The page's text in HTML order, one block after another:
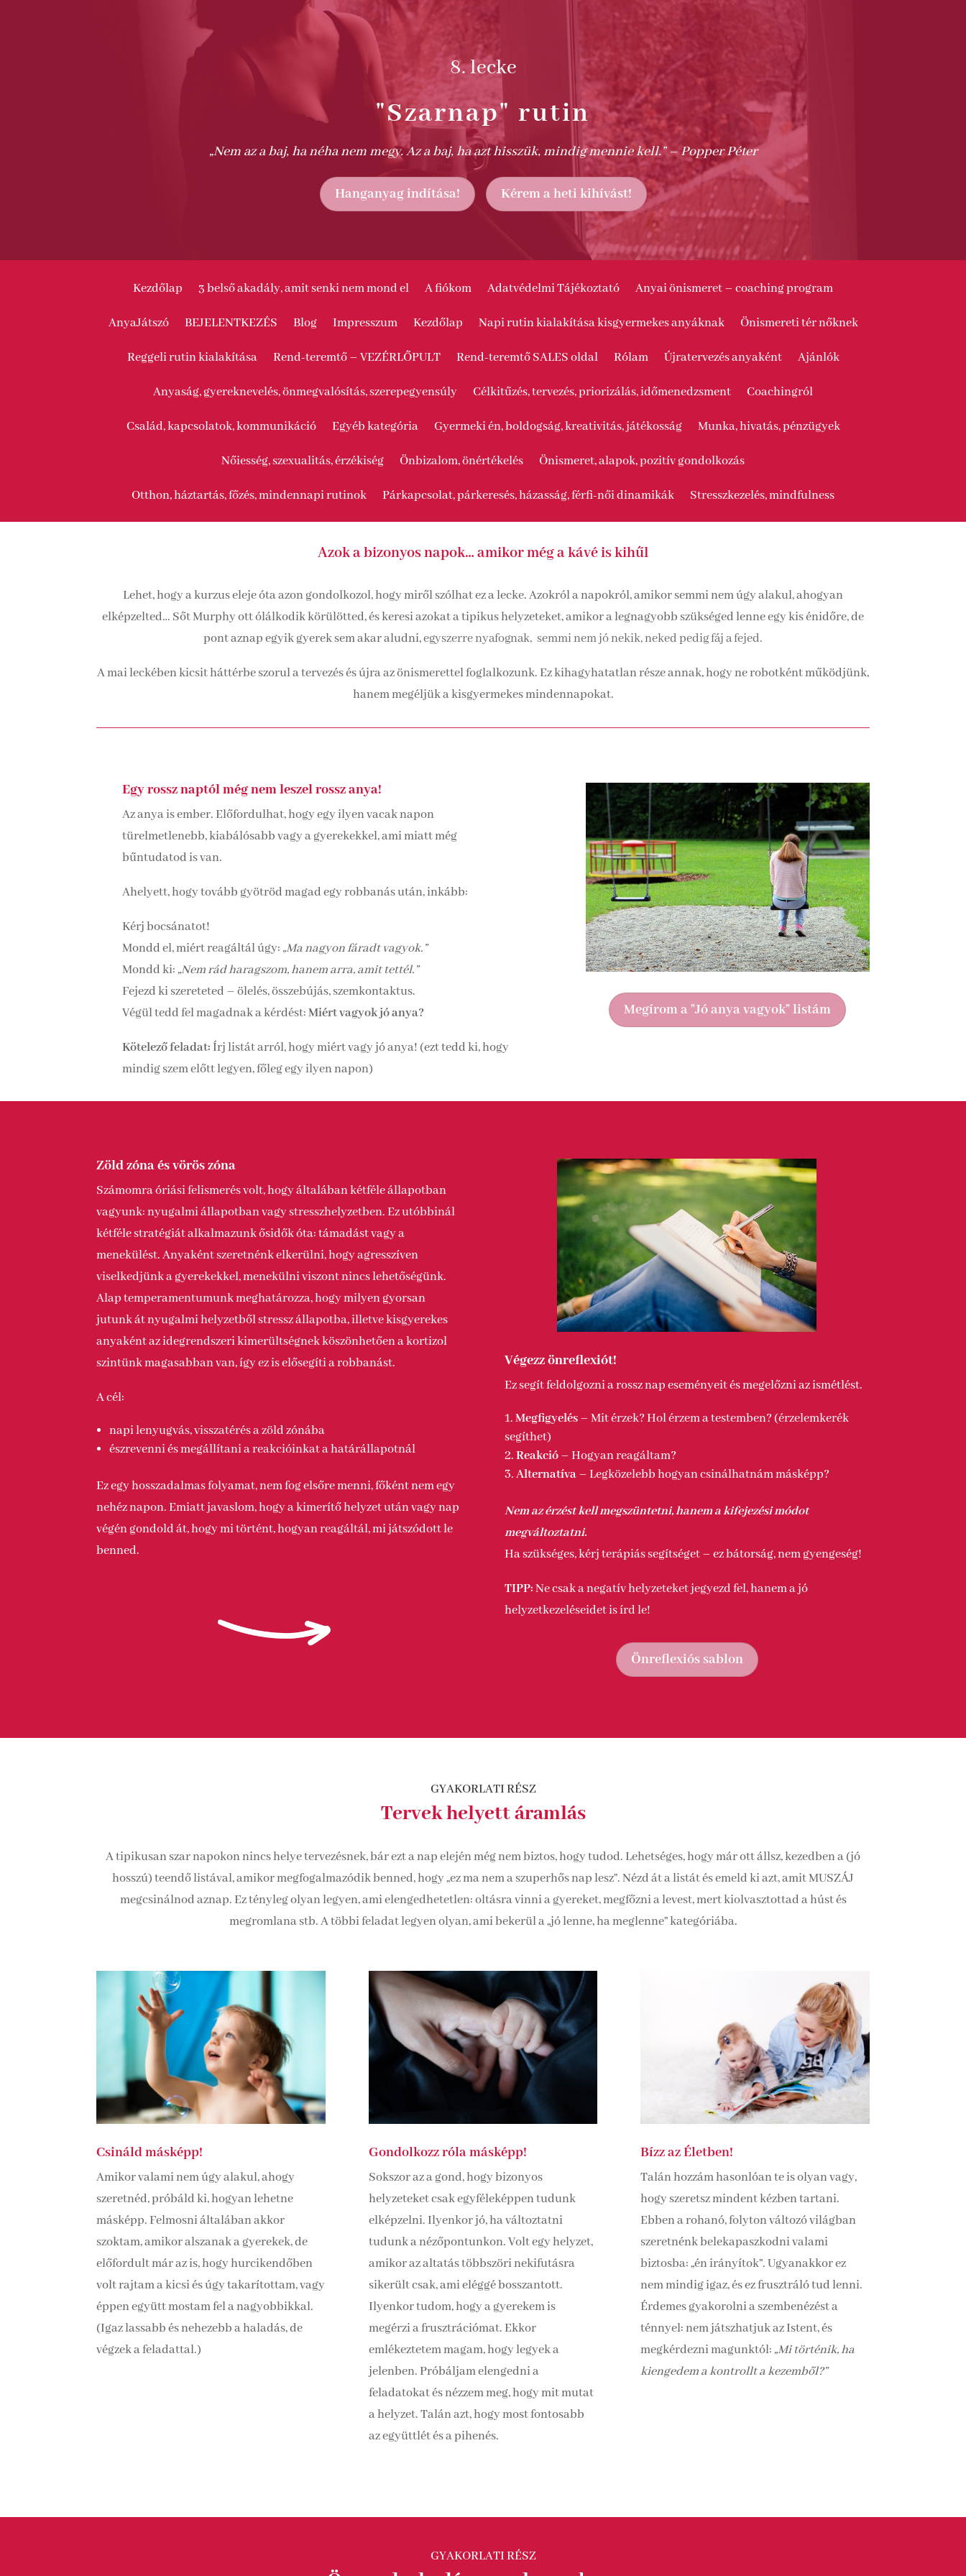
8. lecke
"Szarnap" rutin
„Nem az a baj, ha néha nem megy. Az a baj, ha azt hisszük, mindig mennie kell.” – Popper Péter
Hanganyag indítása! Kérem a heti kihívást!
Kezdőlap 3 belső akadály, amit senki nem mond el A fiókom Adatvédelmi Tájékoztató Anyai önismeret – coaching program
AnyaJátszó BEJELENTKEZÉS Blog Impresszum Kezdőlap Napi rutin kialakítása kisgyermekes anyáknak Önismereti tér nőknek
Reggeli rutin kialakítása Rend-teremtő – VEZÉRLŐPULT Rend-teremtő SALES oldal Rólam Újratervezés anyaként Ajánlók
Anyaság, gyereknevelés, önmegvalósítás, szerepegyensúly Célkitűzés, tervezés, priorizálás, időmenedzsment Coachingról
Család, kapcsolatok, kommunikáció Egyéb kategória Gyermeki én, boldogság, kreativitás, játékosság Munka, hivatás, pénzügyek
Nőiesség, szexualitás, érzékiség Önbizalom, önértékelés Önismeret, alapok, pozitív gondolkozás
Otthon, háztartás, főzés, mindennapi rutinok Párkapcsolat, párkeresés, házasság, férfi-női dinamikák Stresszkezelés, mindfulness
Azok a bizonyos napok… amikor még a kávé is kihűl
Lehet, hogy a kurzus eleje óta azon gondolkozol, hogy miről szólhat ez a lecke. Azokról a napokról, amikor semmi nem úgy alakul, ahogyan
elképzelted… Sőt Murphy ott ólálkodik körülötted, és keresi azokat a tipikus helyzeteket, amikor a legnagyobb szükséged lenne egy kis énidőre, de
pont aznap egyik gyerek sem akar aludni,egyszerre nyafognak, semmi nem jó nekik, neked pedig fáj a fejed.
A mai leckében kicsit háttérbe szorul a tervezés és újra az önismerettel foglalkozunk. Ez kihagyhatatlan része annak, hogy ne robotként működjünk,
hanem megéljük a kisgyermekes mindennapokat.
Egy rossz naptól még nem leszel rossz anya!
Az anya is ember. Előfordulhat, hogy egy ilyen vacak napon
türelmetlenebb, kiabálósabb vagy a gyerekekkel, ami miatt még
bűntudatod is van.
Ahelyett, hogy tovább gyötröd magad egy robbanás után, inkább:
Kérj bocsánatot!
Mondd el, miért reagáltál úgy: „Ma nagyon fáradt vagyok.”
Mondd ki: „Nem rád haragszom, hanem arra, amit tettél.”
Fejezd ki szereteted – ölelés, összebújás, szemkontaktus.
Végül tedd fel magadnak a kérdést:Miért vagyok jó anya?
Kötelező feladat:Írj listát arról, hogy miért vagy jó anya! (ezt tedd ki, hogy
mindig szem előtt legyen, főleg egy ilyen napon)
Megírom a "Jó anya vagyok" listám
Zöld zóna és vörös zóna
Számomra óriási felismerés volt, hogy általában kétféle állapotban
vagyunk: nyugalmi állapotban vagy stresszhelyzetben. Ez utóbbinál
kétféle stratégiát alkalmazunk ősidők óta: támadást vagy a
menekülést. Anyaként szeretnénk elkerülni, hogy agresszíven
viselkedjünk a gyerekekkel, menekülni viszont nincs lehetőségünk.
Alap temperamentumunk meghatározza, hogy milyen gyorsan
jutunk át nyugalmi helyzetből stressz állapotba, illetve kisgyerekes
anyaként az idegrendszeri kimerültségnek köszönhetően a kortizol
szintünk magasabban van, így ez is elősegíti a robbanást.
A cél:
napi lenyugvás, visszatérés a zöld zónába
észrevenni és megállítani a reakcióinkat a határállapotnál
Ez egy hosszadalmas folyamat, nem fog elsőre menni, főként nem egy
nehéz napon. Emiatt javaslom, hogy a kimerítő helyzet után vagy nap
végén gondold át, hogy mi történt, hogyan reagáltál, mi játszódott le
benned.
Végezz önreflexiót!
Ez segít feldolgozni a rossz nap eseményeit és megelőzni az ismétlést.
Megfigyelés– Mit érzek? Hol érzem a testemben? (érzelemkerék
segíthet)
Reakció– Hogyan reagáltam?
Alternatíva– Legközelebb hogyan csinálhatnám másképp?
Nem az érzést kell megszüntetni, hanem a kifejezési módot
megváltoztatni.
Ha szükséges, kérj terápiás segítséget – ez bátorság, nem gyengeség!
TIPP:Ne csak a negatív helyzeteket jegyezd fel, hanem a jó
helyzetkezeléseidet is írd le!
Önreflexiós sablon
GYAKORLATI RÉSZ
Tervek helyett áramlás
A tipikusan szar napokon nincs helye tervezésnek, bár ezt a nap elején még nem biztos, hogy tudod. Lehetséges, hogy már ott állsz, kezedben a (jó
hosszú) teendő listával, amikor megfogalmazódik benned, hogy „ez ma nem a szuperhős nap lesz”. Nézd át a listát és emeld ki azt, amit MUSZÁJ
megcsinálnod aznap. Ez tényleg olyan legyen, ami elengedhetetlen: oltásra vinni a gyereket, megfőzni a levest, mert kiolvasztottad a húst és
megromlana stb. A többi feladat legyen olyan, ami bekerül a „jó lenne, ha meglenne” kategóriába.
Csináld másképp!
Amikor valami nem úgy alakul, ahogy
szeretnéd, próbáld ki, hogyan lehetne
másképp. Felmosni általában akkor
szoktam, amikor alszanak a gyerekek, de
előfordult már az is, hogy hurcikendőben
volt rajtam a kicsi és úgy takarítottam, vagy
éppen együtt mostam fel a nagyobbikkal.
(Igaz lassabb és nehezebb a haladás, de
végzek a feladattal.)
Gondolkozz róla másképp!
Sokszor az a gond, hogy bizonyos
helyzeteket csak egyféleképpen tudunk
elképzelni. Ilyenkor jó, ha változtatni
tudunk a nézőpontunkon. Volt egy helyzet,
amikor az altatás többszöri nekifutásra
sikerült csak, ami eléggé bosszantott.
Ilyenkor tudom, hogy a gyerekem is
megérzi a frusztrációmat. Ekkor
emlékeztetem magam, hogy legyek a
jelenben. Próbáljam elengedni a
feladatokat és nézzem meg, hogy mit mutat
a helyzet. Talán azt, hogy most fontosabb
az együttlét és a pihenés.
Bízz az Életben!
Talán hozzám hasonlóan te is olyan vagy,
hogy szeretsz mindent kézben tartani.
Ebben a rohanó, folyton változó világban
szeretnénk belekapaszkodni valami
biztosba: „én irányítok”. Ugyanakkor ez
nem mindig igaz, és ez frusztráló tud lenni.
Érdemes gyakorolni a szembenézést a
ténnyel: nem játszhatjuk az Istent, és
megkérdezni magunktól: „Mi történik, ha
kiengedem a kontrollt a kezemből?”
GYAKORLATI RÉSZ